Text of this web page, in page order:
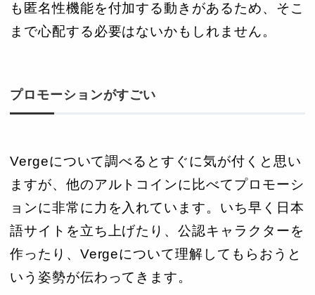
も匿名性機能を付加する動きがあるため、そこ
まで心配する必要はないかもしれません。
プロモーションがすごい
Vergeについて調べるとすぐに気が付くと思い
ますが、他のアルトコインに比べてプロモーシ
ョンに非常に力を入れています。いち早く日本
語サイトを立ち上げたり、公認キャラクターを
作ったり、Vergeについて理解してもらおうと
いう姿勢が伝わってきます。